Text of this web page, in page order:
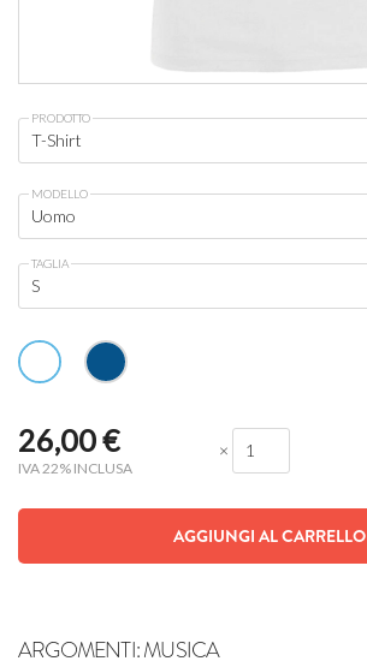
PRODOTTO
MODELLO
TAGLIA
26,00€
IVA 22% INCLUSA
×
AGGIUNGI AL CARRELLO
ARGOMENTI:MUSICA